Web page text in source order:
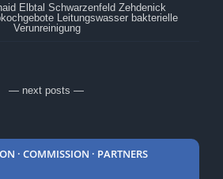
Elbtal Schwarzenfeld Zehdenick
Leitungswasser bakterielle
Verunreinigung
— next posts —
· COMMISSION · PARTNERS